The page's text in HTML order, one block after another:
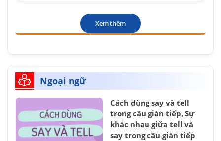
Xem thêm
Ngoại ngữ
Cách dùng say và tell
trong câu gián tiếp, Sự
khác nhau giữa tell và
say trong câu gián tiếp